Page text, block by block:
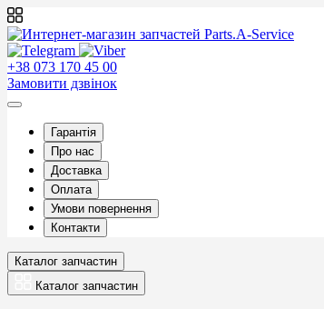
+38 073 170 45 00
Замовити дзвінок
Гарантія
Про нас
Доставка
Оплата
Умови повернення
Контакти
Каталог запчастин
Каталог запчастин